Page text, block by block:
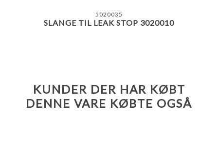
5020035
SLANGE TIL LEAK STOP 3020010
KUNDER DER HAR KØBT
DENNE VARE KØBTE OGSÅ